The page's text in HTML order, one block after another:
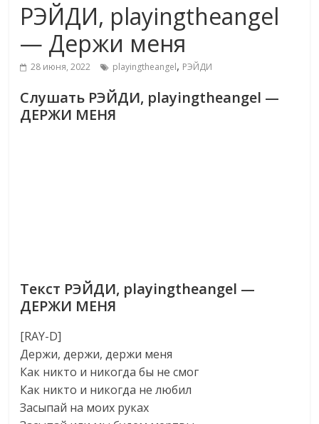
РЭЙДИ, playingtheangel
— Держи меня
28 июня, 2022 playingtheangel, РЭЙДИ
Слушать РЭЙДИ, playingtheangel —
ДЕРЖИ МЕНЯ
Текст РЭЙДИ, playingtheangel —
ДЕРЖИ МЕНЯ
[RAY-D]
Держи, держи, держи меня
Как никто и никогда бы не смог
Как никто и никогда не любил
Засыпай на моих руках